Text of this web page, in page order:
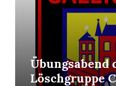
Übungsabend
Löschgruppe